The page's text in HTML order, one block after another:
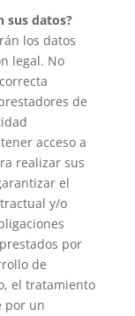
sus datos?
los datos
legal. No
de
acceso a
realizar sus
el
y/o
por
de
el tratamiento
por un